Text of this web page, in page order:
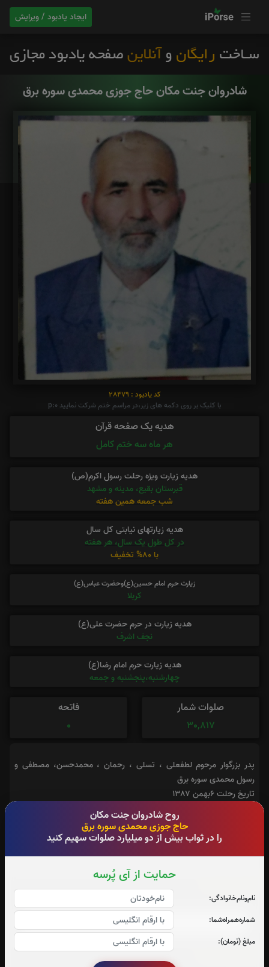
ایجاد یادبود / ویرایش
روح شادروان جنت مکان
حاج جوزی محمدی سوره برق
را در ثواب بیش از دو میلیارد صلوات سهیم کنید
حمایت از آی پُرسه
نام‌و‌نام‌خانوادگی:
شماره‌همراه‌شما:
مبلغ (تومان):
شادروان جنت مکان حاج جوزی محمدی سوره برق
کد یادبود : 28479
با کلیک بر روی دکمه های زیر،در مراسم ختم شرکت نمایید p:0
هدیه یک صفحه قرآن
هر ماه سه ختم کامل
هدیه زیارت ویژه رحلت رسول اکرم(ص)
قبرستان بقیع، مدینه و مشهد
شب جمعه همین هفته
هدیه زیارتهای نیابتی کل سال
در کل طول یک سال، هر هفته
با 80% تخفیف
زیارت حرم امام حسین(ع)وحضرت عباس(ع)
کربلا
هدیه زیارت در حرم حضرت علی(ع)
نجف اشرف
هدیه زیارت حرم امام رضا(ع)
چهارشنبه،پنجشنبه و جمعه
صلوات شمار
30,817
فاتحه
0
پدر بزرگوار مرحوم لطفعلی ، تسلی ، رحمان ، محمدحسن، مصطفی و
رسول محمدی سوره برق
تاریخ رحلت ۶بهمن ۱۳۸۷
آدرس آرامگاه : قبرستان محلی روستای سوره برق شهرستان کوثر (گیو)
صوت سوره احزاب